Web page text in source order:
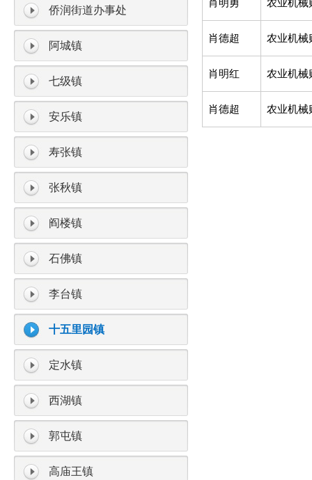
侨润街道办事处
阿城镇
七级镇
安乐镇
寿张镇
张秋镇
阎楼镇
石佛镇
李台镇
十五里园镇
定水镇
西湖镇
郭屯镇
高庙王镇
肖明勇 农业机械
肖德超 农业机械
肖明红 农业机械
肖德超 农业机械